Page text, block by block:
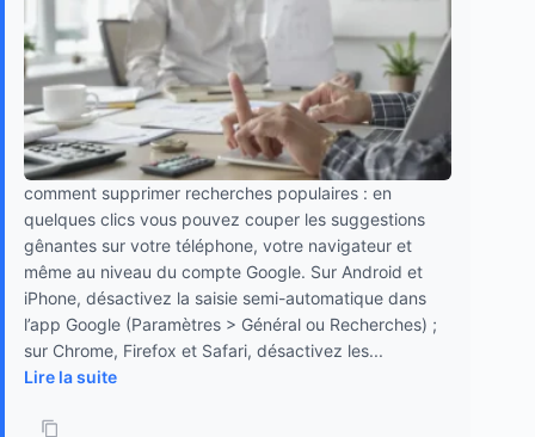
comment supprimer recherches populaires : en
quelques clics vous pouvez couper les suggestions
gênantes sur votre téléphone, votre navigateur et
même au niveau du compte Google. Sur Android et
iPhone, désactivez la saisie semi-automatique dans
l’app Google (Paramètres > Général ou Recherches) ;
sur Chrome, Firefox et Safari, désactivez les...
Lire la suite